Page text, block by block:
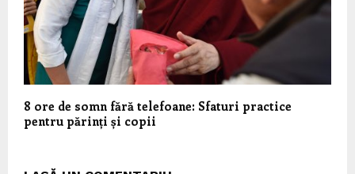
8 ore de somn fără telefoane: Sfaturi practice
pentru părinți și copii